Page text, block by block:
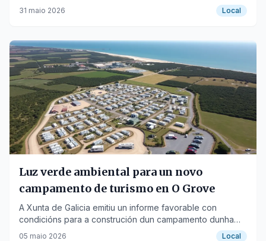
e roubar luz.
31 maio 2026 Local
Luz verde ambiental para un novo
campamento de turismo en O Grove
A Xunta de Galicia emitiu un informe favorable con
condicións para a construción dun campamento dunha
estrela en As Bizocas.
05 maio 2026 Local